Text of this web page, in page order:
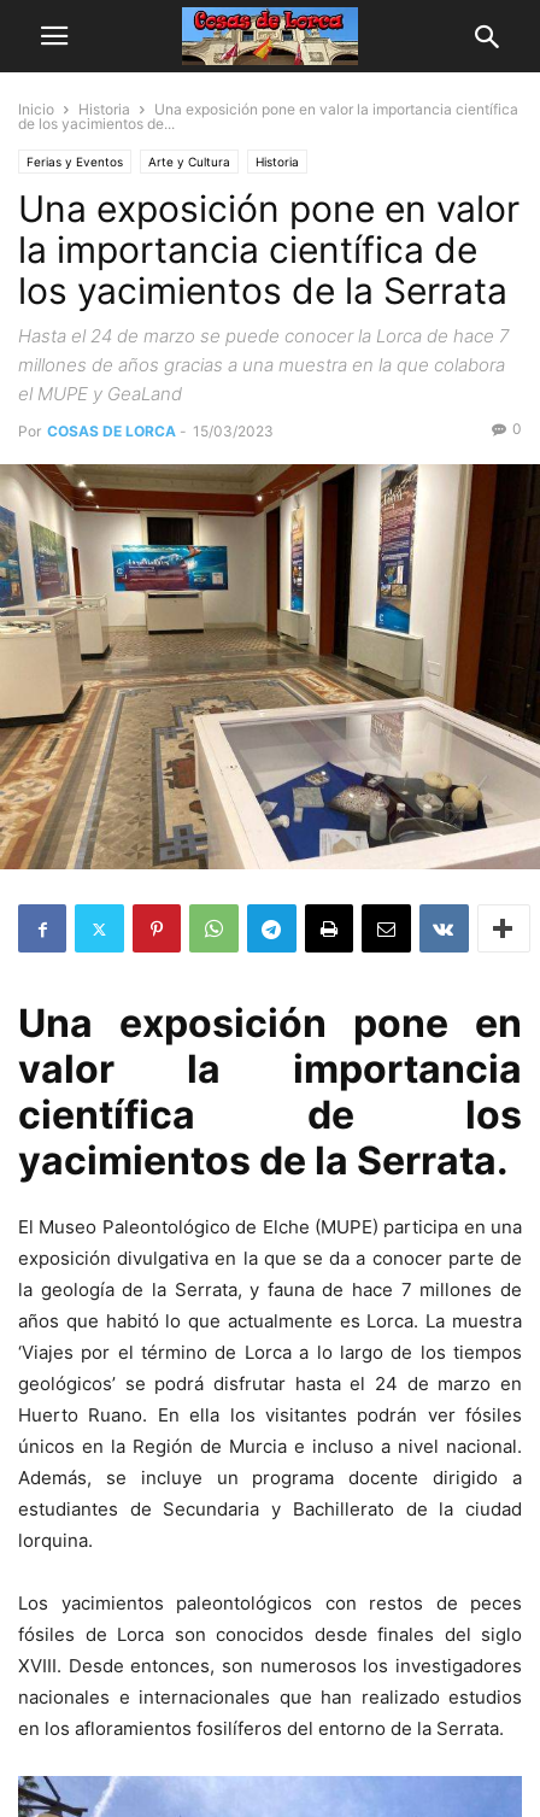
Inicio Historia
Una exposición pone en valor la importancia científica
de los yacimientos de...
Ferias y Eventos Arte y Cultura Historia
Una exposición pone en valor
la importancia científica de
los yacimientos de la Serrata
Hasta el 24 de marzo se puede conocer la Lorca de hace 7
millones de años gracias a una muestra en la que colabora
el MUPE y GeaLand
Por COSAS DE LORCA - 15/03/2023 0
Una exposición pone en
valor la importancia
científica de los
yacimientos de la Serrata.
El Museo Paleontológico de Elche (MUPE) participa en una
exposición divulgativa en la que se da a conocer parte de
la geología de la Serrata, y fauna de hace 7 millones de
años que habitó lo que actualmente es Lorca. La muestra
‘Viajes por el término de Lorca a lo largo de los tiempos
geológicos’ se podrá disfrutar hasta el 24 de marzo en
Huerto Ruano. En ella los visitantes podrán ver fósiles
únicos en la Región de Murcia e incluso a nivel nacional.
Además, se incluye un programa docente dirigido a
estudiantes de Secundaria y Bachillerato de la ciudad
lorquina.
Los yacimientos paleontológicos con restos de peces
fósiles de Lorca son conocidos desde finales del siglo
XVIII. Desde entonces, son numerosos los investigadores
nacionales e internacionales que han realizado estudios
en los afloramientos fosilíferos del entorno de la Serrata.